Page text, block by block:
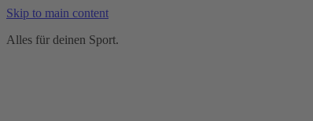
Skip to main content
Alles für deinen Sport.